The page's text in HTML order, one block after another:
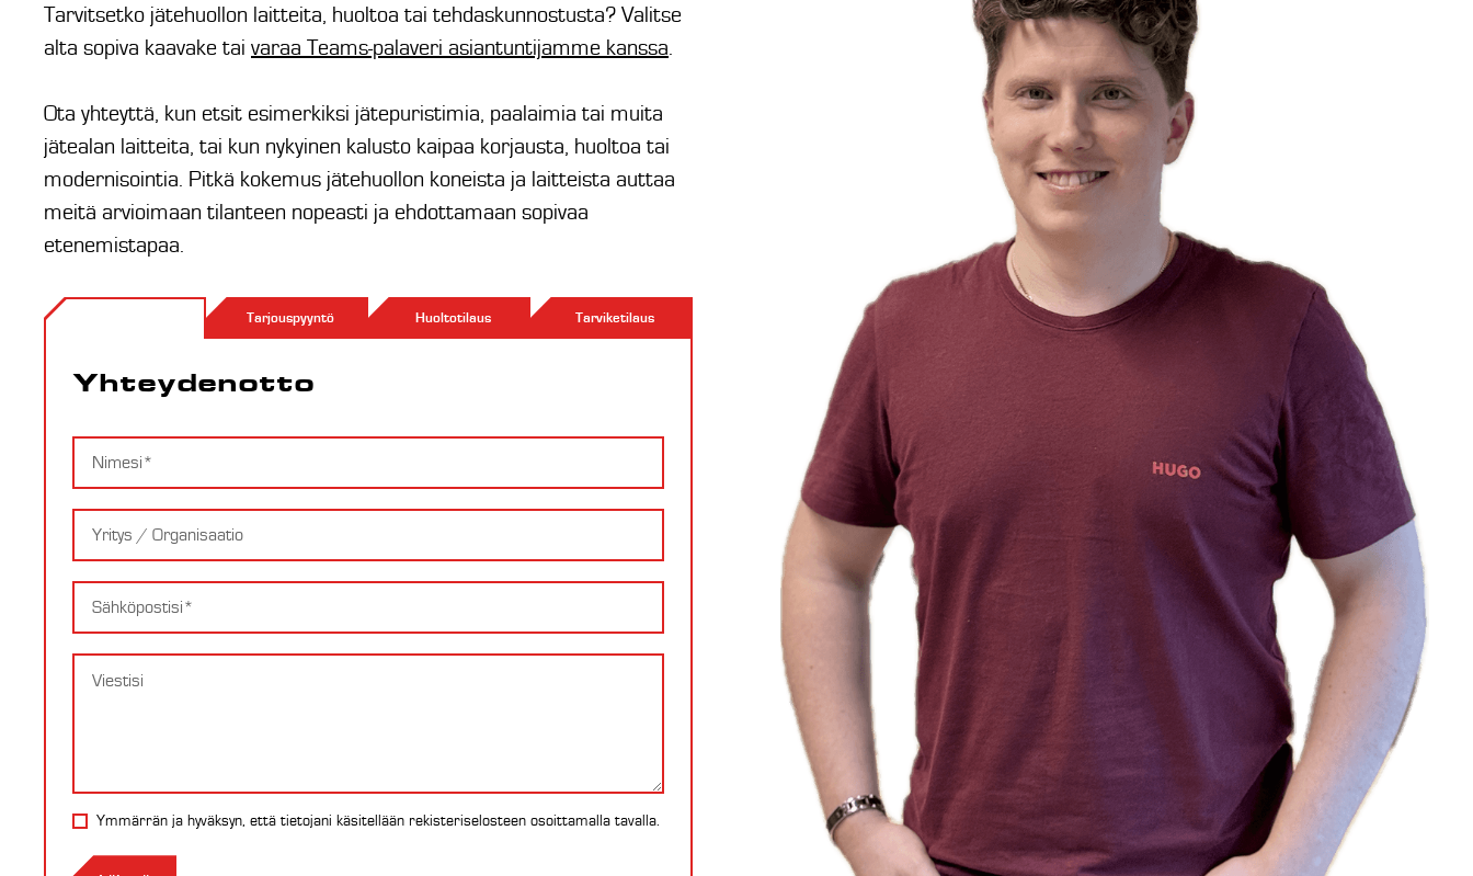
Tarvitsetko jätehuollon laitteita, huoltoa tai tehdaskunnostusta? Valitse
alta sopiva kaavake tai varaa Teams-palaveri asiantuntijamme kanssa.
Ota yhteyttä, kun etsit esimerkiksi jätepuristimia, paalaimia tai muita
jätealan laitteita, tai kun nykyinen kalusto kaipaa korjausta, huoltoa tai
modernisointia. Pitkä kokemus jätehuollon koneista ja laitteista auttaa
meitä arvioimaan tilanteen nopeasti ja ehdottamaan sopivaa
etenemistapaa.
Tarjouspyyntö Huoltotilaus Tarviketilaus
Yhteydenotto
Nimi
Yritys
Email
Viesti
Ymmärrän ja hyväksyn, että tietojani käsitellään rekisteriselosteen osoittamalla tavalla.